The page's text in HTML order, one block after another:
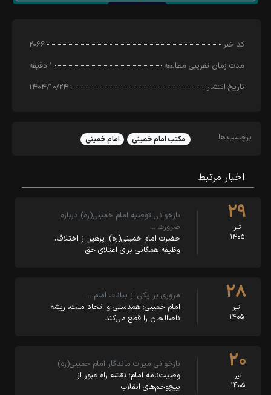
کد خبر
۲۰۶۶
مدت زمان تقریبی مطالعه
۱ دقیقه
تاریخ انتشار
۱۴۰۴/۱۰/۲۴
برچسب ها مکتب امام خمینی امام خمینی
اخبار مرتبط
۲۹
تیر
۱۴۰۵
بازخوانی توصیه امام خمینی(ره) درباره
ضرورت …
حضرت امام خمینی(ره): پرهیز از اختلاف،
وظیفه همگانی برای اعتلای حق
۲۸
تیر
۱۴۰۵
مروری بر یکی از بیانات امام …
امام خمینی: همدستی و اتحاد ملت، ریشه
ناصالحان را قطع می‌کند
۲۰
تیر
۱۴۰۵
بازخوانی میراث ماندگار امام خمینی(ره)
وصیت‌نامه امام؛ نقشه راه عبور از
پیچ‌وخم‌های انقلاب